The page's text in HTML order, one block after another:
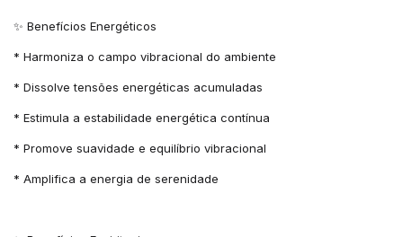
✨ Benefícios Energéticos
* Harmoniza o campo vibracional do ambiente
* Dissolve tensões energéticas acumuladas
* Estimula a estabilidade energética contínua
* Promove suavidade e equilíbrio vibracional
* Amplifica a energia de serenidade